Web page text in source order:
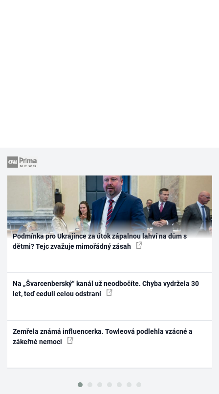
Podmínka pro Ukrajince za útok zápalnou lahví na dům s
dětmi? Tejc zvažuje mimořádný zásah
Na „Švarcenberský“ kanál už neodbočíte. Chyba vydržela 30
let, teď ceduli celou odstraní
Zemřela známá influencerka. Towleová podlehla vzácné a
zákeřné nemoci